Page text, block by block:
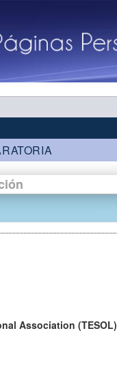
Association (TESOL)